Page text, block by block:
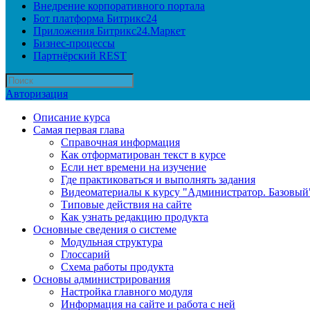
Внедрение корпоративного портала
Бот платформа Битрикс24
Приложения Битрикс24.Маркет
Бизнес-процессы
Партнёрский REST
Авторизация
Описание курса
Самая первая глава
Справочная информация
Как отформатирован текст в курсе
Если нет времени на изучение
Где практиковаться и выполнять задания
Видеоматериалы к курсу "Администратор.
Типовые действия на сайте
Как узнать редакцию продукта
Основные сведения о системе
Модульная структура
Глоссарий
Схема работы продукта
Основы администрирования
Настройка главного модуля
Информация на сайте и работа с ней